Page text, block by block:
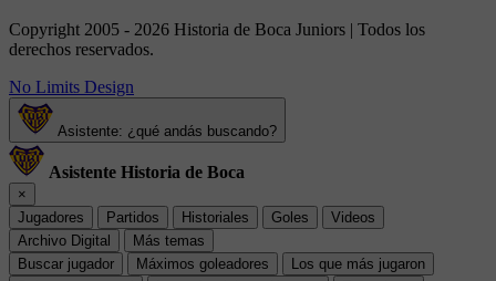
Copyright 2005 - 2026 Historia de Boca Juniors | Todos los
derechos reservados.
No Limits Design
Asistente: ¿qué andás buscando?
Asistente Historia de Boca
×
Jugadores
Partidos Historiales Goles
Videos
Archivo Digital
Más temas
Buscar jugador
Máximos goleadores
Los que más jugaron